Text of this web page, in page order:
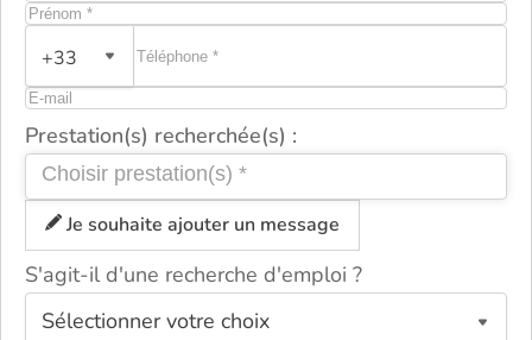
+33
Prestation(s) recherchée(s) :
Je souhaite ajouter un message
S'agit-il d'une recherche d'emploi ?
ou